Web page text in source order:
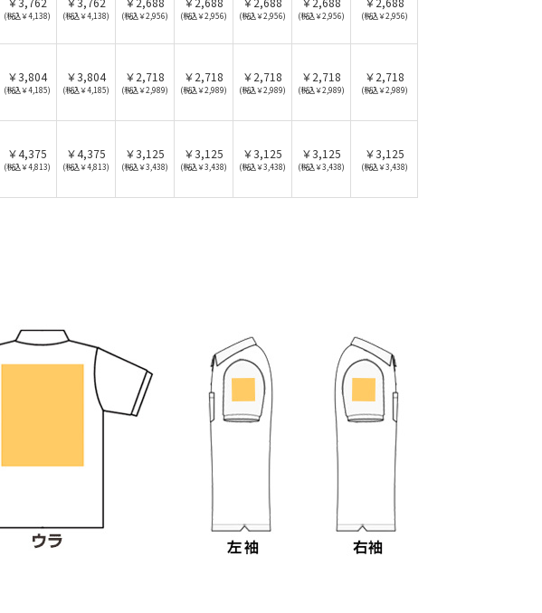
(税込￥4,138) (税込￥4,138) (税込￥2,956) (税込￥2,956) (税込￥2,956) (税込￥2,956) (税込￥2,956)
￥3,804
(税込￥4,185)
￥3,804
(税込￥4,185)
￥2,718
(税込￥2,989)
￥2,718
(税込￥2,989)
￥2,718
(税込￥2,989)
￥2,718
(税込￥2,989)
￥2,718
(税込￥2,989)
￥4,375
(税込￥4,813)
￥4,375
(税込￥4,813)
￥3,125
(税込￥3,438)
￥3,125
(税込￥3,438)
￥3,125
(税込￥3,438)
￥3,125
(税込￥3,438)
￥3,125
(税込￥3,438)